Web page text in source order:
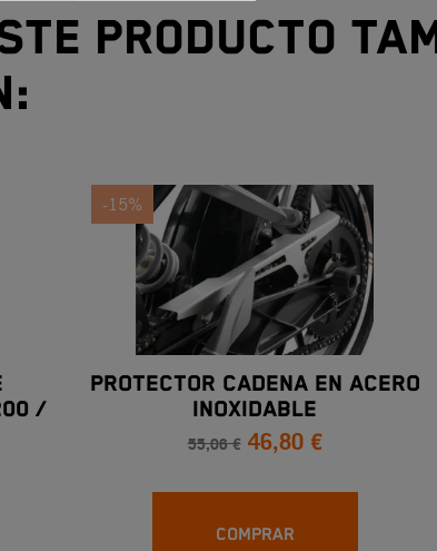
producto
/
-15%
PROTECTOR CADENA EN ACERO
INOXIDABLE
55,06 € 46,80 €
COMPRAR